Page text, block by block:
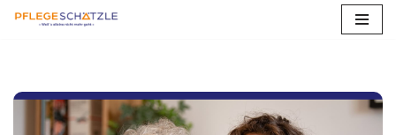
springen